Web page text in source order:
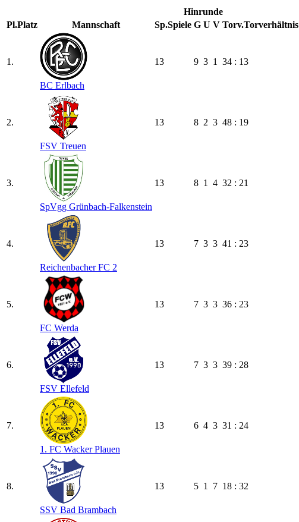
Hinrunde
Pl.Platz Mannschaft Sp.Spiele G U V Torv.Torverhältnis
1.
BC Erlbach
13 9 3 1 34 : 13
2.
FSV Treuen
13 8 2 3 48 : 19
3.
SpVgg Grünbach-Falkenstein
13 8 1 4 32 : 21
4.
Reichenbacher FC 2
13 7 3 3 41 : 23
5.
FC Werda
13 7 3 3 36 : 23
6.
FSV Ellefeld
13 7 3 3 39 : 28
7.
1. FC Wacker Plauen
13 6 4 3 31 : 24
8.
SSV Bad Brambach
13 5 1 7 18 : 32